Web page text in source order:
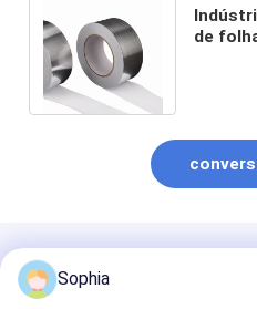
de
Produtos Recomendados
Sophia